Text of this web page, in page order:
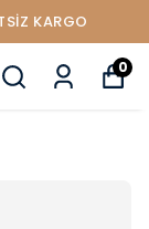
KARGO
0